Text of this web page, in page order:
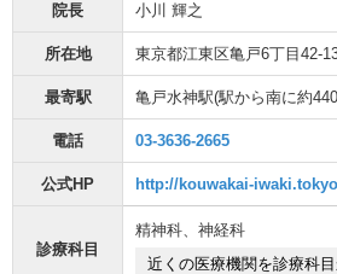
院長 小川 輝之
所在地 東京都江東区亀戸6丁目42-
最寄駅 亀戸水神駅(駅から南に約
電話 03-3636-2665
公式HP http://kouwakai-
診療科目
精神科、 神経科
近くの医療機関を診療科